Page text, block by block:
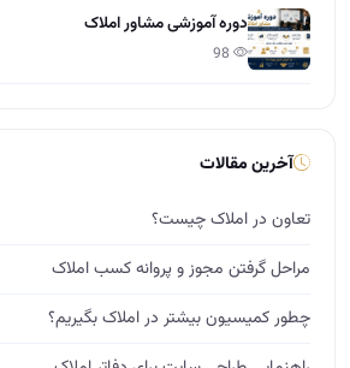
دوره آموزشی مشاور املاک
آخرین مقالات
تعاون در املاک چیست؟
مراحل گرفتن مجوز و پروانه کسب املاک
چطور کمیسیون بیشتر در املاک بگیریم؟